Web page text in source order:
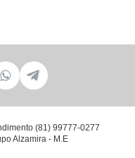
Alzamira - M.E
(81) 99777-0277